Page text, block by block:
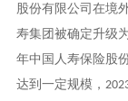
股份有限公司在境
寿集团被确定升级
年中国人寿保险股
达到一定规模，